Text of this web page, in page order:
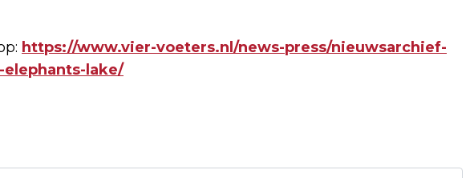
https://www.vier-voeters.nl/news-press/nieuwsarchief-
lake/